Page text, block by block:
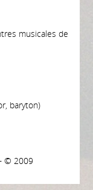
musicales de
baryton)
© 2009